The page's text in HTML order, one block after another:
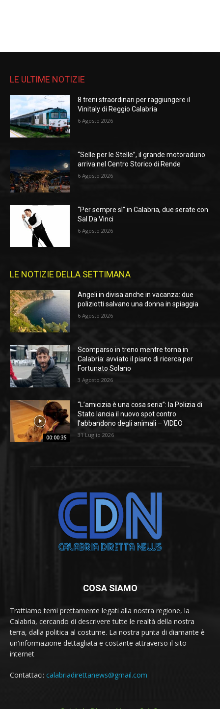
LE ULTIME NOTIZIE
8 treni straordinari per raggiungere il
Vinitaly di Reggio Calabria
6 Agosto 2026
“Selle per le Stelle”, il grande motoraduno
arriva nel Centro Storico di Rende
6 Agosto 2026
“Per sempre sì” in Calabria, due serate con
Sal Da Vinci
6 Agosto 2026
LE NOTIZIE DELLA SETTIMANA
Angeli in divisa anche in vacanza: due
poliziotti salvano una donna in spiaggia
6 Agosto 2026
Scomparso in treno mentre torna in
Calabria: avviato il piano di ricerca per
Fortunato Solano
3 Agosto 2026
00:00:35
“L’amicizia è una cosa seria”: la Polizia di
Stato lancia il nuovo spot contro
l’abbandono degli animali – VIDEO
31 Luglio 2026
COSA SIAMO
Trattiamo temi prettamente legati alla nostra regione, la
Calabria, cercando di descrivere tutte le realtà della nostra
terra, dalla politica al costume. La nostra punta di diamante è
un'informazione dettagliata e costante attraverso il sito
internet
Contattaci: calabriadirettanews@gmail.com